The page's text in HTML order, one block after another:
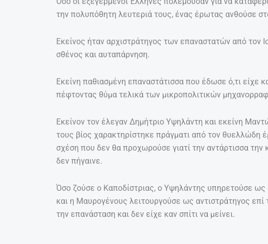
την πολυπόθητη λευτεριά τους, ένας έρωτας ανθούσε
Εκείνος ήταν αρχιστράτηγος των επαναστατών από τον
σθένος και αυταπάρνηση.
Εκείνη παθιασμένη επαναστάτισσα που έδωσε ό,τι είχε
πέφτοντας θύμα τελικά των μικροπολιτικών
Εκείνον τον έλεγαν Δημήτριο Υψηλάντη και εκείνη
τους βίος χαρακτηρίστηκε πράγματι από τον θυελλώδη
σχέση που δεν θα προχωρούσε γιατί την αντάρτισσα την
δεν πήγαινε.
Όσο ζούσε ο Καποδίστριας, ο Υψηλάντης υπηρετούσε ως
και η Μαυρογένους λειτουργούσε ως αντιστράτηγος επί
την επανάσταση και δεν είχε καν σπίτι να μείνει.